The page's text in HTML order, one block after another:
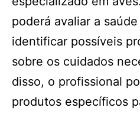
poderá avaliar a
identificar possíveis
sobre os cuidados
disso, o profissional
produtos específicos